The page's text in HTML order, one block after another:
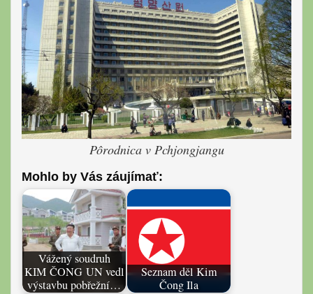
Pôrodnica v Pchjongjangu
Mohlo by Vás záujímať:
Vážený soudruh
KIM ČONG UN vedl
výstavbu pobřežní…
Seznam děl Kim
Čong Ila